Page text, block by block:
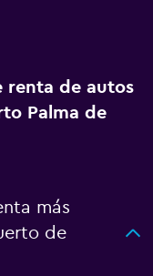
renta de autos
Palma de
más
de